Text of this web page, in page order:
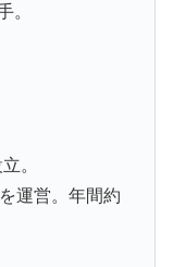
。
。
運営。年間約